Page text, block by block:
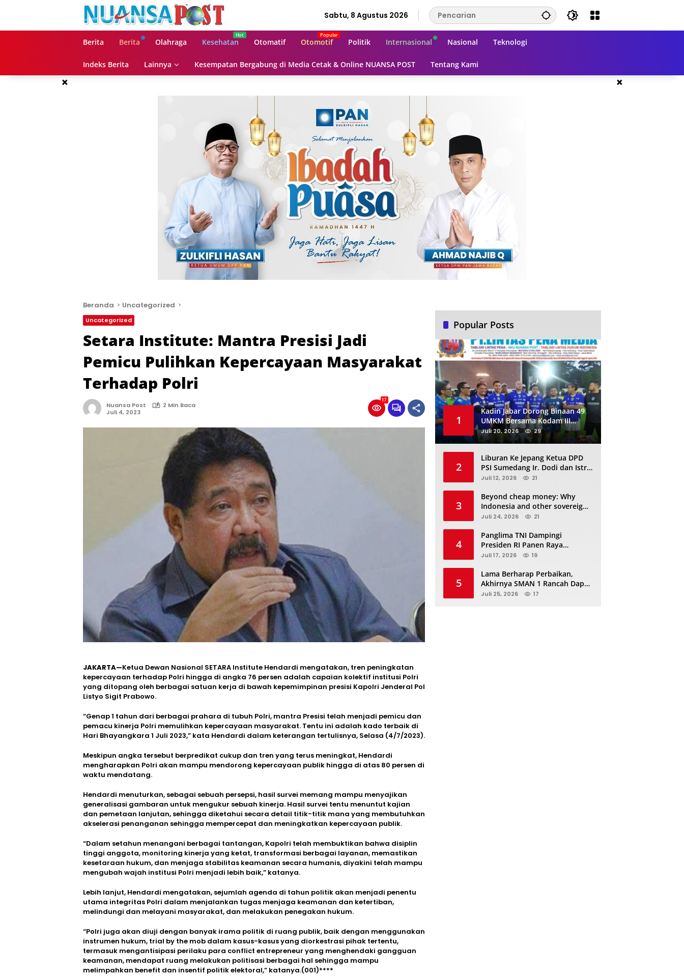
Sabtu, 8 Agustus 2026
Berita Berita Olahraga Kesehatan Otomatif Otomotif Politik Internasional Nasional Teknologi
Indeks Berita Lainnya Kesempatan Bergabung di Media Cetak & Online NUANSA POST Tentang Kami
× ×
Beranda Uncategorized
Uncategorized
Setara Institute: Mantra Presisi Jadi
Pemicu Pulihkan Kepercayaan Masyarakat
Terhadap Polri
Nuansa Post
2 Min Baca
Juli 4, 2023
17
JAKARTA—Ketua Dewan Nasional SETARA Institute Hendardi mengatakan, tren peningkatan
kepercayaan terhadap Polri hingga di angka 76 persen adalah capaian kolektif institusi Polri
yang ditopang oleh berbagai satuan kerja di bawah kepemimpinan presisi Kapolri Jenderal Pol
Listyo Sigit Prabowo.
“Genap 1 tahun dari berbagai prahara di tubuh Polri, mantra Presisi telah menjadi pemicu dan
pemacu kinerja Polri memulihkan kepercayaan masyarakat. Tentu ini adalah kado terbaik di
Hari Bhayangkara 1 Juli 2023,” kata Hendardi dalam keterangan tertulisnya, Selasa (4/7/2023).
Meskipun angka tersebut berpredikat cukup dan tren yang terus meningkat, Hendardi
mengharapkan Polri akan mampu mendorong kepercayaan publik hingga di atas 80 persen di
waktu mendatang.
Hendardi menuturkan, sebagai sebuah persepsi, hasil survei memang mampu menyajikan
generalisasi gambaran untuk mengukur sebuah kinerja. Hasil survei tentu menuntut kajian
dan pemetaan lanjutan, sehingga diketahui secara detail titik-titik mana yang membutuhkan
akselerasi penanganan sehingga mempercepat dan meningkatkan kepercayaan publik.
“Dalam setahun menangani berbagai tantangan, Kapolri telah membuktikan bahwa disiplin
tinggi anggota, monitoring kinerja yang ketat, transformasi berbagai layanan, memastikan
kesetaraan hukum, dan menjaga stabilitas keamanan secara humanis, diyakini telah mampu
mengubah wajah institusi Polri menjadi lebih baik,” katanya.
Lebih lanjut, Hendardi mengatakan, sejumlah agenda di tahun politik akan menjadi penentu
utama integritas Polri dalam menjalankan tugas menjaga keamanan dan ketertiban,
melindungi dan melayani masyarakat, dan melakukan penegakan hukum.
“Polri juga akan diuji dengan banyak irama politik di ruang publik, baik dengan menggunakan
instrumen hukum, trial by the mob dalam kasus-kasus yang diorkestrasi pihak tertentu,
termasuk mengantisipasi perilaku para conflict entrepreneur yang menghendaki gangguan
keamanan, mendapat ruang melakukan politisasi berbagai hal sehingga mampu
melimpahkan benefit dan insentif politik elektoral,” katanya.(001)****
Popular Posts
1
Kadin Jabar Dorong Binaan 49
UMKM Bersama Kodam III
Siliwangi Sambil Nobar Final
Piala Dunia, Akan Ada Investor
Juli 20, 2026 29
2
Liburan Ke Jepang Ketua DPD
PSI Sumedang Ir. Dodi dan Istri
Kibarkan Bendera PSI “Jangan
Juli 12, 2026 21
3
Beyond cheap money: Why
Indonesia and other sovereigns
are turning to panda bonds
Juli 24, 2026 21
4
Panglima TNI Dampingi
Presiden RI Panen Raya
Terpadu TNI, Perkuat
Juli 17, 2026 19
5
Lama Berharap Perbaikan,
Akhirnya SMAN 1 Rancah Dapat
Revitalisasi dan Kini Sedang
Juli 25, 2026 17